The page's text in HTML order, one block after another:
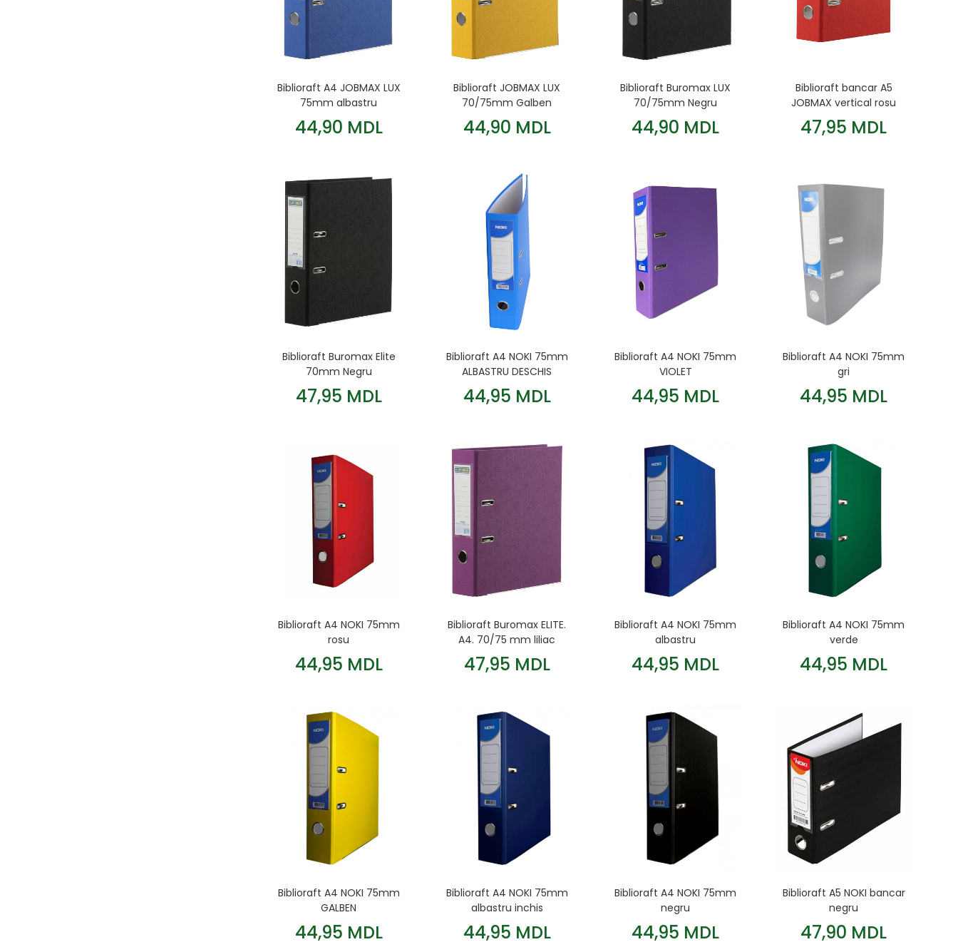
Biblioraft A4 JOBMAX LUX
75mm albastru
44,90 MDL
Biblioraft JOBMAX LUX
70/75mm Galben
44,90 MDL
Biblioraft Buromax LUX
70/75mm Negru
44,90 MDL
Biblioraft bancar A5
JOBMAX vertical rosu
47,95 MDL
Biblioraft Buromax Elite
70mm Negru
47,95 MDL
Biblioraft A4 NOKI 75mm
ALBASTRU DESCHIS
44,95 MDL
Biblioraft A4 NOKI 75mm
VIOLET
44,95 MDL
Biblioraft A4 NOKI 75mm
gri
44,95 MDL
Biblioraft A4 NOKI 75mm
rosu
44,95 MDL
Biblioraft Buromax ELITE.
A4. 70/75 mm liliac
47,95 MDL
Biblioraft A4 NOKI 75mm
albastru
44,95 MDL
Biblioraft A4 NOKI 75mm
verde
44,95 MDL
Biblioraft A4 NOKI 75mm
GALBEN
44,95 MDL
Biblioraft A4 NOKI 75mm
albastru inchis
44,95 MDL
Biblioraft A4 NOKI 75mm
negru
44,95 MDL
Biblioraft A5 NOKI bancar
negru
47,90 MDL